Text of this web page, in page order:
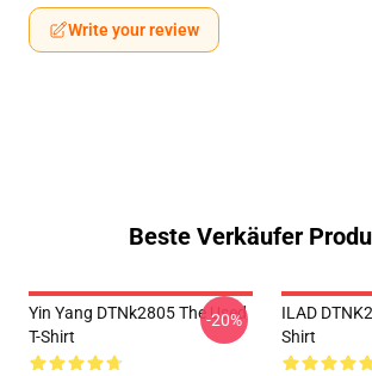
Write your review
Beste Verkäufer
Yin Yang DTNk2805 The Used
T-Shirt
-20%
ILAD
Shirt